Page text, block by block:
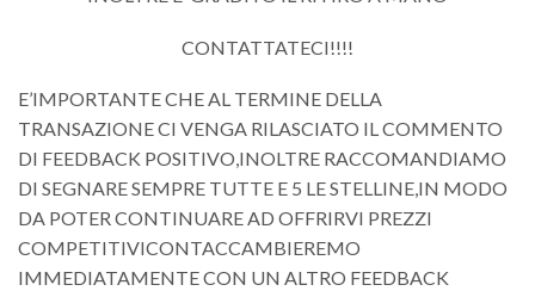
CONTATTATECI!!!!
E’IMPORTANTE CHE AL TERMINE DELLA
TRANSAZIONE CI VENGA RILASCIATO IL COMMENTO
DI FEEDBACK POSITIVO,INOLTRE RACCOMANDIAMO
DI SEGNARE SEMPRE TUTTE E 5 LE STELLINE,IN MODO
DA POTER CONTINUARE AD OFFRIRVI PREZZI
COMPETITIVICONTACCAMBIEREMO
IMMEDIATAMENTE CON UN ALTRO FEEDBACK